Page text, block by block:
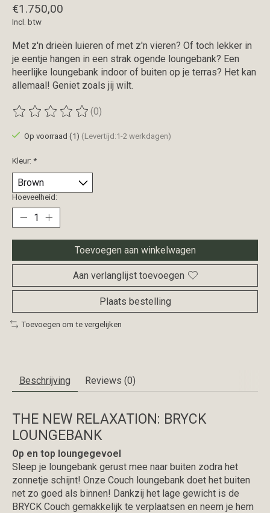
€1.750,00
Incl. btw
Met z'n drieën luieren of met z'n vieren? Of toch lekker in
je eentje hangen in een strak ogende loungebank? Een
heerlijke loungebank indoor of buiten op je terras? Het kan
allemaal! Geniet zoals jij wilt.
De beoordeling van dit product is
(0)
Op voorraad (1) (Levertijd:1-2 werkdagen)
Kleur: *
Hoeveelheid:
Toevoegen aan winkelwagen
Aan verlanglijst toevoegen
Plaats bestelling
Toevoegen om te vergelijken
Beschrijving Reviews (0)
THE NEW RELAXATION: BRYCK
LOUNGEBANK
Op en top loungegevoel
Sleep je loungebank gerust mee naar buiten zodra het
zonnetje schijnt! Onze Couch loungebank doet het buiten
net zo goed als binnen! Dankzij het lage gewicht is de
BRYCK Couch gemakkelijk te verplaatsen en neem je hem